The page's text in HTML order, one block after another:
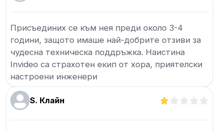
Присъединих се към нея преди около 3-4
години, защото имаше най-добрите отзиви за
чудесна техническа поддръжка. Наистина
Invideo са страхотен екип от хора, приятелски
настроени инженери
S. Клайн